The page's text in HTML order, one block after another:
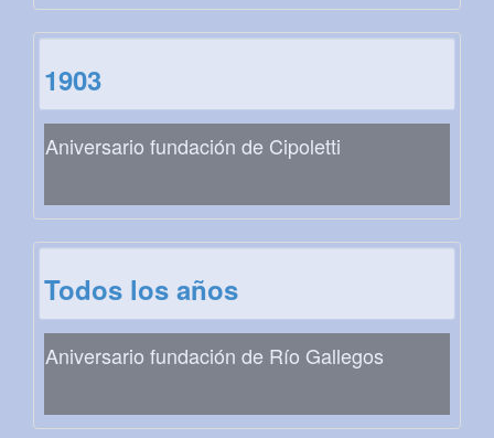
1903
Aniversario fundación de Cipoletti
Todos los años
Aniversario fundación de Río Gallegos